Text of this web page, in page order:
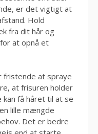
er det vigtigt at
Hold
fra dit hår og
at opnå et
fristende at spraye
at frisuren holder
kan få håret til at se
lille mængde
Det er bedre